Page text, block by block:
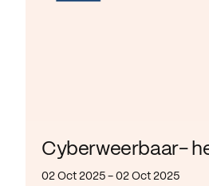
Cyberweerbaar-
02 Oct 2025 - 02 Oct 2025